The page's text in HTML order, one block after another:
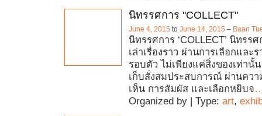
นิทรรศการ "COLLECT"
June 4, 2015 to June 14, 2015 – Baan
นิทรรศการ ‘COLLECT’ นิทรร
เล่าเรื่องราว ผ่านการเลือกและ
รอบตัว ไม่เพียงแค่สิ่งของเท่านั้
เก็บสั่งสมประสบการณ์ ผ่านควา
เห็น การสัมผัส และเลือกหยิบจ
Organized by | Type: art,